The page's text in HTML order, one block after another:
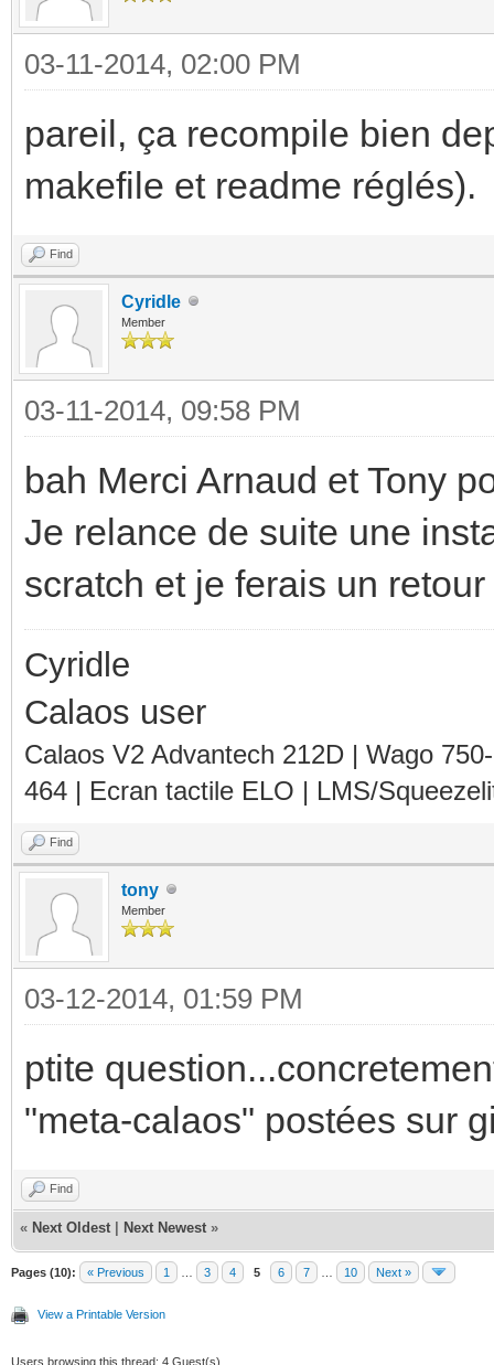
in... no
checking dynamic
GNU/Linux ld.so
checking how to
programs... immediate
checking whether
possible... yes
checking if libtool
yes
yes
checking whether
yes
checking whether
checking for
checking for
checking for
checking for
checking for ld used
checking if the
ld... yes
checking for shared
done
checking for
checking for GNU
checking whether to
checking where the
from... libc
03-11-2014, 02:00 PM
pareil, ça recompile bien
makefile et readme réglés).
Find
Cyridle
Member
03-11-2014, 09:58 PM
bah Merci Arnaud et Tony
Je relance de suite une
scratch et je ferais un
Cyridle
Calaos user
Calaos V2 Advantech 212D | Wago
464 | Ecran tactile ELO | LMS/
Find
tony
Member
03-12-2014, 01:59 PM
ptite
"meta-calaos" postées sur
Find
« Next Oldest Next Newest »
Pages (10): « Previous 1 3 4 5 6 7 10 Next »
View a Printable Version
Users browsing this thread: 4 Guest(s)